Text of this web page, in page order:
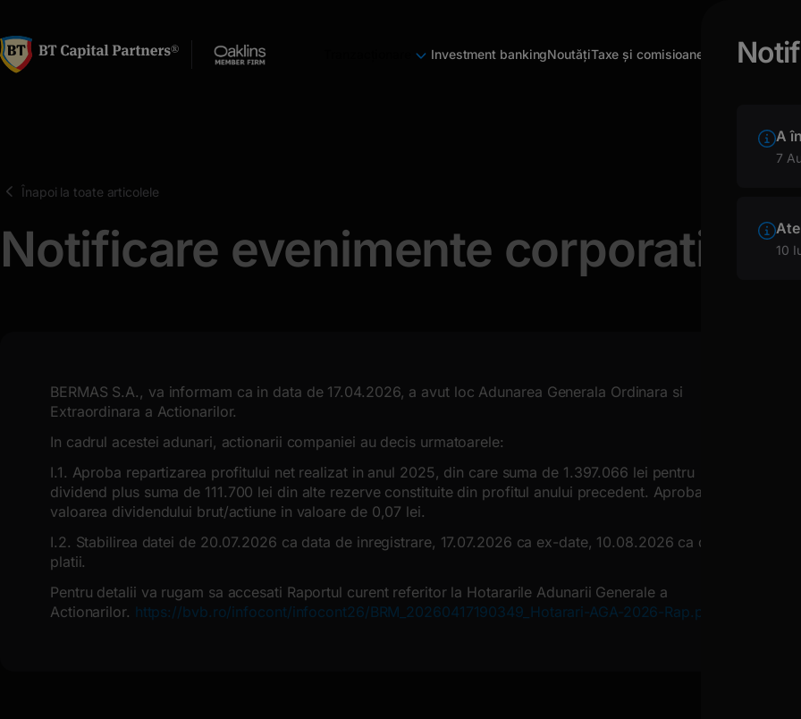
Investment bankingNoutățiTaxe și comisioane
Înapoi la toate articolele
Notificare evenimente corporative
BERMAS S.A., va informam ca in data de 17.04.2026, a avut loc Adunarea Generala Ordinara si
Extraordinara a Actionarilor.
In cadrul acestei adunari, actionarii companiei au decis urmatoarele:
I.1. Aproba repartizarea profitului net realizat in anul 2025, din care suma de 1.397.066 lei pentru
dividend plus suma de 111.700 lei din alte rezerve constituite din profitul anului precedent. Aproba
valoarea dividendului brut/actiune in valoare de 0,07 lei.
I.2. Stabilirea datei de 20.07.2026 ca data de inregistrare, 17.07.2026 ca ex-date, 10.08.2026 ca data
platii.
Pentru detalii va rugam sa accesati Raportul curent referitor la Hotararile Adunarii Generale a
Actionarilor. https://bvb.ro/infocont/infocont26/BRM_20260417190349_Hotarari-AGA-2026-Rap.pdf
A
7
10